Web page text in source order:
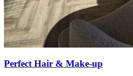
Perfect Hair & Make-up